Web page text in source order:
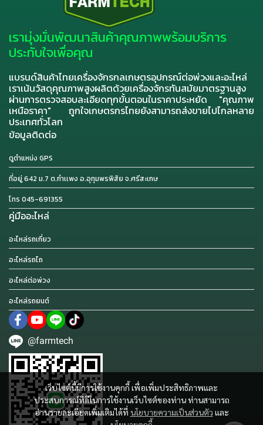
เว็บไซต์นี้มีการใช้งานคุกกี้ เพื่อเพิ่มประสิทธิภาพและ
ประสบการณ์ที่ดีในการใช้งานเว็บไซต์ของท่าน ท่านสามารถ
อ่านรายละเอียดเพิ่มเติมได้ที่ นโยบายความเป็นส่วนตัว และ
เรามุ่งมั่นพัฒนาสินค้าคุณภาพพร้อมบริการ
ประทับใจเพื่อคุณ
แบรนด์สินค้าไทยเครื่องจักรกลเกษตรอุปกรณ์ต่อพ่วงและอะไหล่
เราเน้นวัสดุคุณภาพสูงผลิตด้วยเครื่องจักรทันสมัยมาตรฐานสูง
ผ่านการตรวจสอบละเอียดทุกขั้นตอนในราคาประหยัด "คุณภาพ
เหนือราคา" ถูกใจเกษตรกรไทยยังสามารถส่งขายไปไกลหลาย
ประเทศทั่วโลก
ข้อมูลติดต่อ
ดูตำแหน่ง GPS
ที่อยู่ 642 ม.7 ต.กำเเพง อ.อุทุมพรพิสัย จ.ศรีสะเกษ
โทร 045-691355
คู่มืออะไหล่
อะไหล่รถเกี่ยว
อะไหล่รถไถ
อะไหล่ต่อพ่วง
อะไหล่รถยนต์
@farmtech